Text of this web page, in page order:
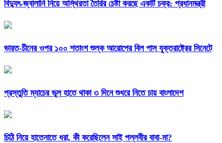
বিদ্যুৎ-জ্বালানি নিয়ে অস্থিরতা তৈরির চেষ্টা করছে একটি চক্র: প্রধানমন্ত্রী
ভারত-চীনের ওপর ১০০ শতাংশ শুল্ক আরোপের বিল পাস যুক্তরাষ্ট্রের সিনেটে
প্রস্তুতি ম্যাচের ভুল হাতে থাকা ৩ দিনে শুধরে নিতে চায় বাংলাদেশ
চিঠি নিয়ে হাতেনাতে ধরা, কী করেছিলেন সাই পল্লবীর বাবা-মা?